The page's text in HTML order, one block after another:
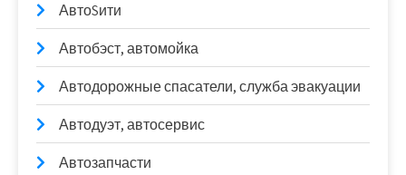
АвтоSити
Автобэст, автомойка
Автодорожные спасатели, служба эвакуации
Автодуэт, автосервис
Автозапчасти